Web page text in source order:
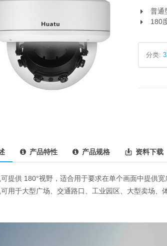
普通
180
分类:
产品特性 产品规格 资料下载
提供 180°视野，适合用于要求在单个画面中提供
用于大型广场、交通路口、工业园区、大型卖场